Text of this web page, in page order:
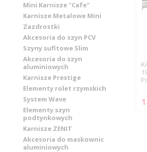
Mini Karnisze "Cafe"
Karnisze Metalowe Mini
Zazdrostki
Akcesoria do szyn PCV
Szyny sufitowe Slim
Akcesoria do szyn
aluminiowych
Karnisze Prestige
Elementy rolet rzymskich
System Wave
Elementy szyn
podtynkowych
Karnisze ZENIT
Akcesoria do maskownic
aluminiowych